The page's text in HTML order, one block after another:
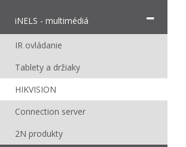
iNELS - multimédiá
IR ovládanie
Tablety a držiaky
HIKVISION
Connection server
2N produkty